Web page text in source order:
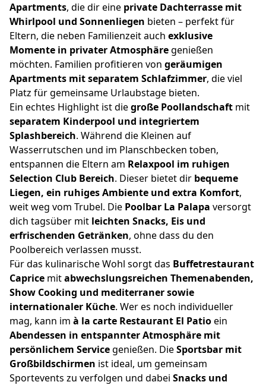
Apartments, die dir eine private Dachterrasse mit
Whirlpool und Sonnenliegen bieten – perfekt für
Eltern, die neben Familienzeit auch exklusive
Momente in privater Atmosphäregenießen
möchten. Familien profitieren von geräumigen
Apartments mit separatem Schlafzimmer, die viel
Platz für gemeinsame Urlaubstage bieten.
Ein echtes Highlight ist diegroße Poollandschaft mit
separatem Kinderpool und integriertem
Splashbereich. Während die Kleinen auf
Wasserrutschen und im Planschbecken toben,
entspannen die Eltern am Relaxpool im ruhigen
Selection Club Bereich. Dieser bietet dir bequeme
Liegen, ein ruhiges Ambiente und extra Komfort,
weit weg vom Trubel. Die Poolbar La Palapa versorgt
dich tagsüber mit leichten Snacks, Eis und
erfrischenden Getränken, ohne dass du den
Poolbereich verlassen musst.
Für das kulinarische Wohl sorgt das Buffetrestaurant
Caprice mitabwechslungsreichen Themenabenden,
Show Cooking und mediterraner sowie
internationaler Küche. Wer es noch individueller
mag, kann im à la carte Restaurant El Patioein
Abendessen in entspannter Atmosphäre mit
persönlichem Servicegenießen. DieSportsbar mit
Großbildschirmen ist ideal, um gemeinsam
Sportevents zu verfolgen und dabei Snacks und